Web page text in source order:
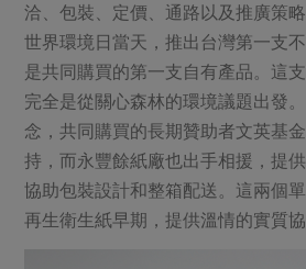
洽、包裝、定價、通路以及推廣策
世界環境日當天，推出台灣第一支
是共同購買的第一支自有產品。這
完全是從關心森林的環境議題出發
念，共同購買的長期贊助者文英基
持，而永豐餘紙廠也出手相援，提
協助包裝設計和整箱配送。這兩個
再生衛生紙早期，提供溫情的實質協